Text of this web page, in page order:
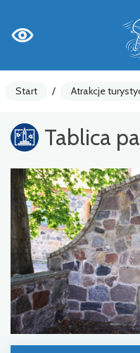
Start / Atrakcje
Tablica